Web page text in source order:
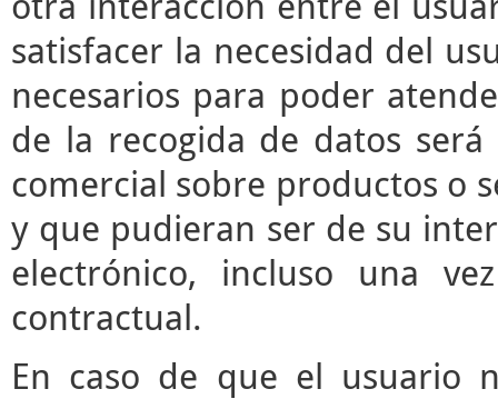
satisfacer la necesidad del
necesarios para poder
de la recogida de datos
comercial sobre productos o
y que pudieran ser de su
electrónico, incluso una
contractual.
En caso de que el usuario